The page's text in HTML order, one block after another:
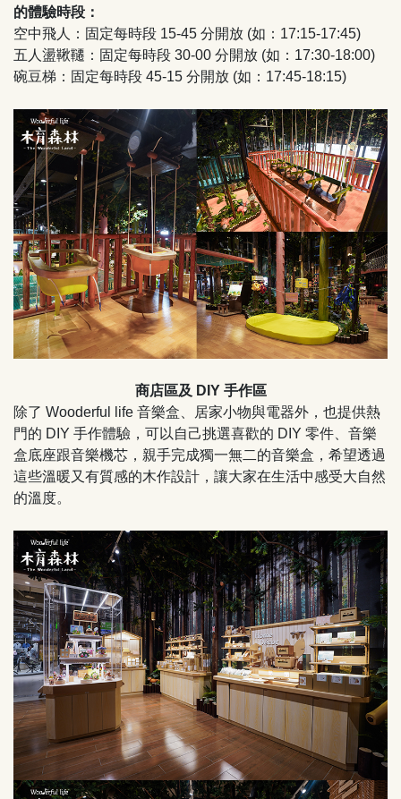
的體驗時段：
空中飛人：固定每時段 15-45 分開放 (如：17:15-17:45)
五人盪鞦韆：固定每時段 30-00 分開放 (如：17:30-18:00)
碗豆梯：固定每時段 45-15 分開放 (如：17:45-18:15)
商店區及 DIY 手作區
除了 Wooderful life 音樂盒、居家小物與電器外，也提供熱
門的 DIY 手作體驗，可以自己挑選喜歡的 DIY 零件、音樂
盒底座跟音樂機芯，親手完成獨一無二的音樂盒，希望透過
這些溫暖又有質感的木作設計，讓大家在生活中感受大自然
的溫度。